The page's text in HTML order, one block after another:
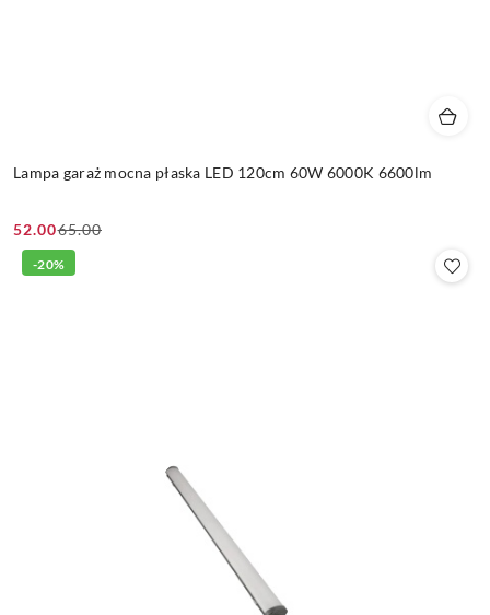
Lampa garaż mocna płaska LED 120cm 60W 6000K 6600lm
Cena
promocyjna:
52.00
Cena
przed
65.00
-20%